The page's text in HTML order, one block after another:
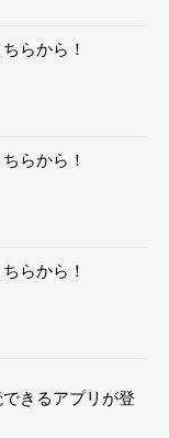
らから！
らから！
らから！
きるアプリが登